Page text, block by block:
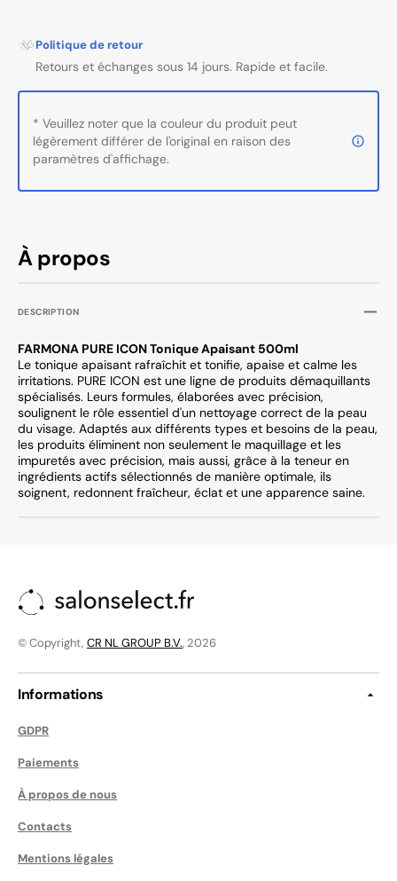
À propos
DESCRIPTION
FARMONA PURE ICON Tonique Apaisant 500ml
Le tonique apaisant rafraîchit et tonifie, apaise et calme les
irritations. PURE ICON est une ligne de produits démaquillants
spécialisés. Leurs formules, élaborées avec précision,
soulignent le rôle essentiel d'un nettoyage correct de la peau
du visage. Adaptés aux différents types et besoins de la peau,
les produits éliminent non seulement le maquillage et les
impuretés avec précision, mais aussi, grâce à la teneur en
ingrédients actifs sélectionnés de manière optimale, ils
soignent, redonnent fraîcheur, éclat et une apparence saine.
500
ml
Politique de retour
Retours et échanges sous 14 jours. Rapide et facile.
* Veuillez noter que la couleur du produit peut
légèrement différer de l'original en raison des
paramètres d'affichage.
© Copyright, CR NL GROUP B.V., 2026
Informations
GDPR
Paiements
À propos de nous
Contacts
Mentions légales